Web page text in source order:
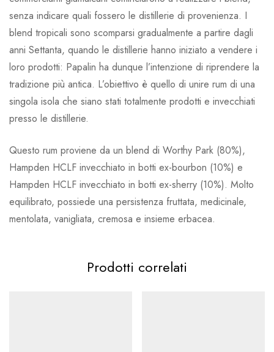
senza indicare quali fossero le distillerie di provenienza. I
blend tropicali sono scomparsi gradualmente a partire dagli
anni Settanta, quando le distillerie hanno iniziato a vendere i
loro prodotti: Papalin ha dunque l’intenzione di riprendere la
tradizione più antica. L’obiettivo è quello di unire rum di una
singola isola che siano stati totalmente prodotti e invecchiati
presso le distillerie.
Questo rum proviene da un blend di Worthy Park (80%),
Hampden HCLF invecchiato in botti ex-bourbon (10%) e
Hampden HCLF invecchiato in botti ex-sherry (10%). Molto
equilibrato, possiede una persistenza fruttata, medicinale,
mentolata, vanigliata, cremosa e insieme erbacea.
Prodotti correlati